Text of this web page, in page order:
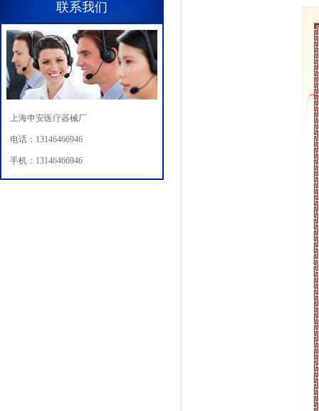
联系我们
上海申安医疗器械厂
电话：13146466946
手机：13146466946